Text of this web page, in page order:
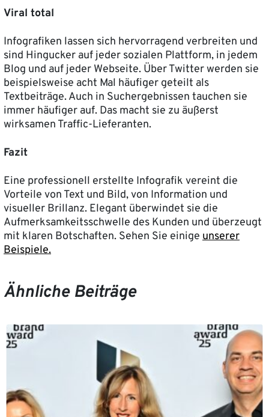
Viral total
Infografiken lassen sich hervorragend verbreiten und
sind Hingucker auf jeder sozialen Plattform, in jedem
Blog und auf jeder Webseite. Über Twitter werden sie
beispielsweise acht Mal häufiger geteilt als
Textbeiträge. Auch in Suchergebnissen tauchen sie
immer häufiger auf. Das macht sie zu äußerst
wirksamen Traffic-Lieferanten.
Fazit
Eine professionell erstellte Infografik vereint die
Vorteile von Text und Bild, von Information und
visueller Brillanz. Elegant überwindet sie die
Aufmerksamkeitsschwelle des Kunden und überzeugt
mit klaren Botschaften. Sehen Sie einige unserer
Beispiele.
Ähnliche Beiträge